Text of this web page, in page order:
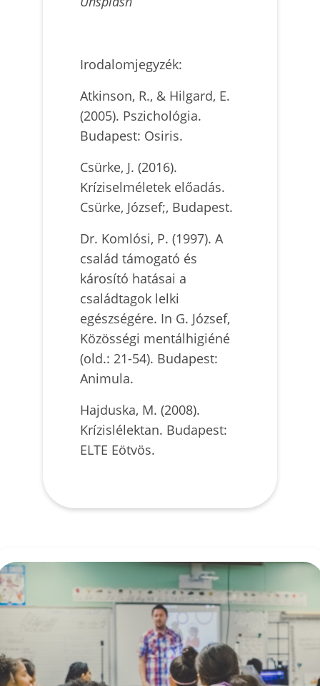
Irodalomjegyzék:
Atkinson, R., & Hilgard, E.
(2005). Pszichológia.
Budapest: Osiris.
Csürke, J. (2016).
Kríziselméletek előadás.
Csürke, József;, Budapest.
Dr. Komlósi, P. (1997). A
család támogató és
károsító hatásai a
családtagok lelki
egészségére. In G. József,
Közösségi mentálhigiéné
(old.: 21-54). Budapest:
Animula.
Hajduska, M. (2008).
Krízislélektan. Budapest:
ELTE Eötvös.